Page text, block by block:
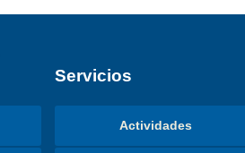
Servicios
Actividades